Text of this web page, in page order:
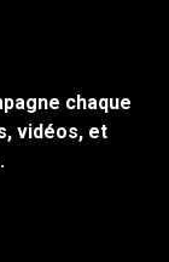
chaque
vidéos, et